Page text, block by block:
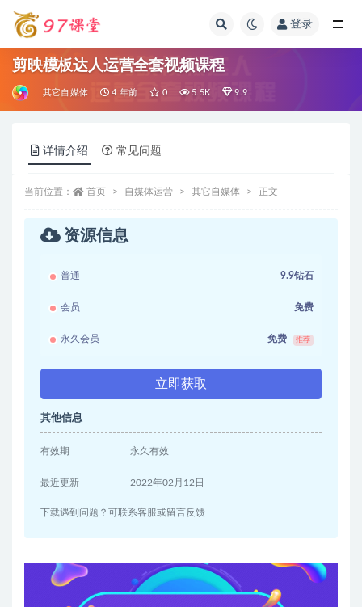
登录
剪映模板达人运营全套视频课程
其它自媒体 4 年前 0 5.5K 9.9
详情介绍 常见问题
当前位置： 首页 自媒体运营 其它自媒体 正文
资源信息
普通 9.9钻石
会员 免费
永久会员 免费 推荐
立即获取
其他信息
有效期 永久有效
最近更新 2022年02月12日
下载遇到问题？可联系客服或留言反馈